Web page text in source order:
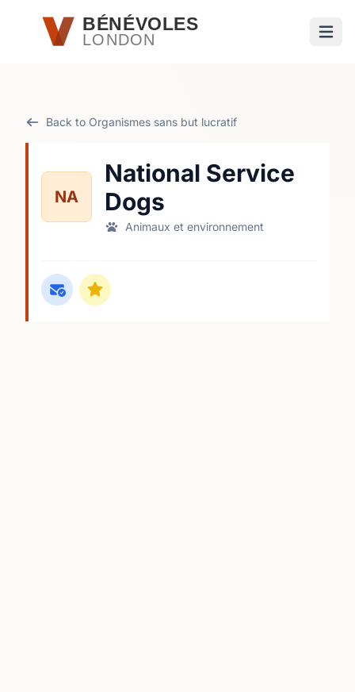
Passer au contenu principal
BÉNÉVOLES
LONDON
Back to Organismes sans but lucratif
NA
National Service
Dogs
Animaux et environnement